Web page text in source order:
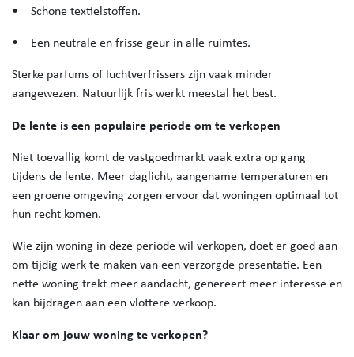
• Schone textielstoffen.
• Een neutrale en frisse geur in alle ruimtes.
Sterke parfums of luchtverfrissers zijn vaak minder
aangewezen. Natuurlijk fris werkt meestal het best.
De lente is een populaire periode om te verkopen
Niet toevallig komt de vastgoedmarkt vaak extra op gang
tijdens de lente. Meer daglicht, aangename temperaturen en
een groene omgeving zorgen ervoor dat woningen optimaal tot
hun recht komen.
Wie zijn woning in deze periode wil verkopen, doet er goed aan
om tijdig werk te maken van een verzorgde presentatie. Een
nette woning trekt meer aandacht, genereert meer interesse en
kan bijdragen aan een vlottere verkoop.
Klaar om jouw woning te verkopen?